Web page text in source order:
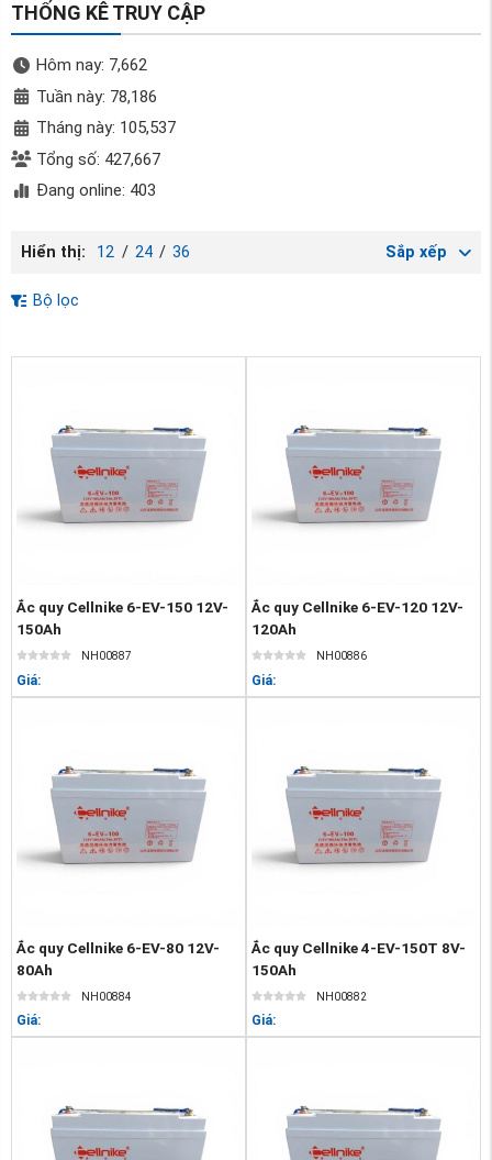
THỐNG KÊ TRUY CẬP
Hôm nay: 7,662
Tuần này: 78,186
Tháng này: 105,537
Tổng số: 427,667
Đang online: 403
Hiển thị: 12 / 24 / 36 Sắp xếp
Bộ lọc
Ắc quy Cellnike 6-EV-150 12V-
150Ah
NH00887
Giá:
Ắc quy Cellnike 6-EV-120 12V-
120Ah
NH00886
Giá:
Ắc quy Cellnike 6-EV-80 12V-
80Ah
NH00884
Giá:
Ắc quy Cellnike 4-EV-150T 8V-
150Ah
NH00882
Giá: